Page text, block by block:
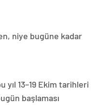
niye bugüne kadar
yıl 13–19 Ekim tarihleri
başlaması